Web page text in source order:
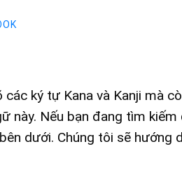
ký tự Kana và Kanji mà
này. Nếu bạn đang tìm
dưới. Chúng tôi sẽ hướng